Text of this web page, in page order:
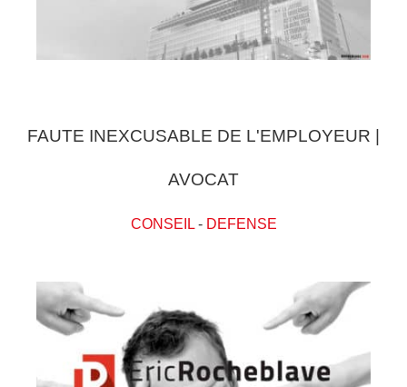
FAUTE INEXCUSABLE DE L'EMPLOYEUR |
AVOCAT
CONSEIL- DEFENSE